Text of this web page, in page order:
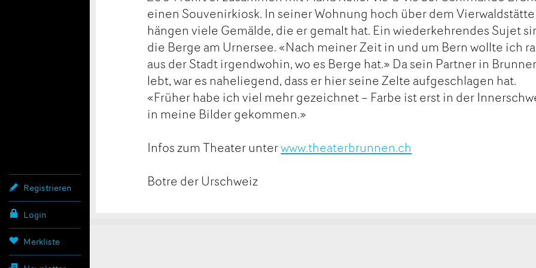
Registrieren
Login
Merkliste
einen Souvenirkiosk. In seiner Wohnung hoch über dem
hängen viele Gemälde, die er gemalt hat. Ein wiederkehrendes Sujet
die Berge am Urnersee. «Nach meiner Zeit in und um Bern wollte ich
aus der Stadt irgendwohin, wo es Berge hat.» Da sein Partner in
lebt, war es naheliegend, dass er hier seine Zelte aufgeschlagen hat.
«Früher habe ich viel mehr gezeichnet – Farbe ist erst in der
in meine Bilder gekommen.»
Infos zum Theater unterwww.theaterbrunnen.ch
Botre der Urschweiz